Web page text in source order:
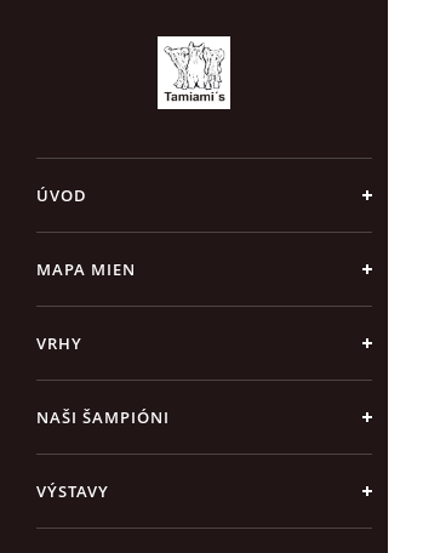
ÚVOD
MAPA MIEN
VRHY
NAŠI ŠAMPIÓNI
VÝSTAVY